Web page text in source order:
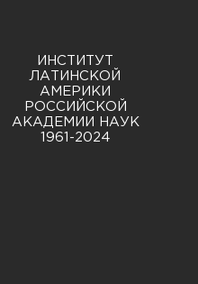
ИНСТИТУТ
ЛАТИНСКОЙ
АМЕРИКИ
РОССИЙСКОЙ
АКАДЕМИИ НАУК
1961-2024